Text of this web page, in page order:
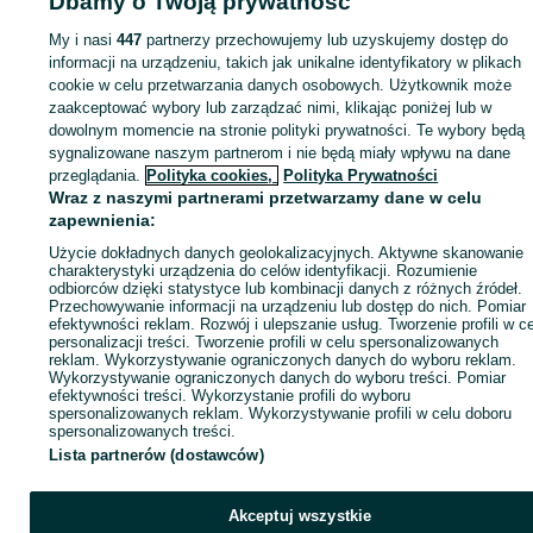
KATEGORIA
ID:1063450941 Wyświetlenia:
Zadzwoń / SMS Wyślij wiadomość
My i nasi447 partnerzy przechowujemy lub uzyskujemy dostęp do
informacji na urządzeniu, takich jak unikalne identyfikatory w plikach
cookie w celu przetwarzania danych osobowych. Użytkownik może
zaakceptować wybory lub zarządzać nimi, klikając poniżej lub w
dowolnym momencie na stronie polityki prywatności. Te wybory będą
sygnalizowane naszym partnerom i nie będą miały wpływu na dane
przeglądania. Polityka cookies, Polityka Prywatności
Wraz z naszymi partnerami przetwarzamy dane w celu
zapewnienia:
Użycie dokładnych danych geolokalizacyjnych. Aktywne skanowanie
charakterystyki urządzenia do celów identyfikacji. Rozumienie
odbiorców dzięki statystyce lub kombinacji danych z różnych źródeł.
Przechowywanie informacji na urządzeniu lub dostęp do nich. Pomiar
efektywności reklam. Rozwój i ulepszanie usług. Tworzenie profili w
personalizacji treści. Tworzenie profili w celu spersonalizowanych
reklam. Wykorzystywanie ograniczonych danych do wyboru reklam.
Wykorzystywanie ograniczonych danych do wyboru treści. Pomiar
efektywności treści. Wykorzystanie profili do wyboru
spersonalizowanych reklam. Wykorzystywanie profili w celu doboru
spersonalizowanych treści.
Lista partnerów (dostawców)
Akceptuj wszystkie